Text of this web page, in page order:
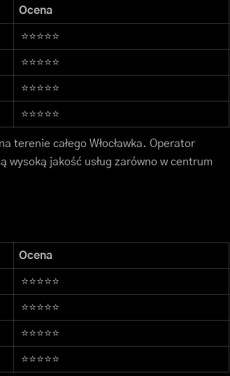
Ocena
⭐⭐⭐⭐⭐
⭐⭐⭐⭐⭐
⭐⭐⭐⭐⭐
⭐⭐⭐⭐⭐
terenie całego Włocławka. Operator
jakość usług zarówno w centrum
Ocena
⭐⭐⭐⭐⭐
⭐⭐⭐⭐⭐
⭐⭐⭐⭐⭐
⭐⭐⭐⭐⭐